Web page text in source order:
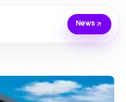
News